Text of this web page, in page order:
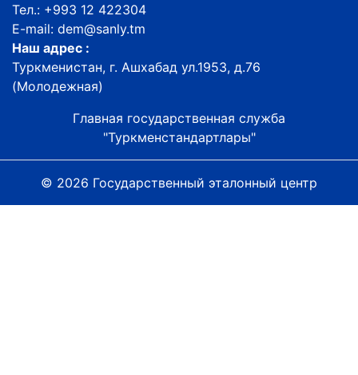
Тел.: +993 12 422304
E-mail: dem@sanly.tm
Наш адрес :
Туркменистан, г. Ашхабад ул.1953, д.76
(Молодежная)
Главная государственная служба
"Туркменстандартлары"
© 2026 Государственный эталонный центр